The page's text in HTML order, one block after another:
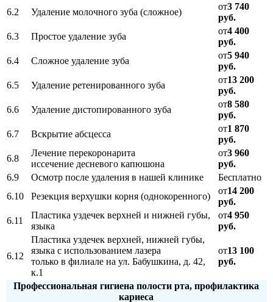
6.2
Удаление молочного зуба (сложное)
от3 740
руб.
6.3
Простое удаление зуба
от4 400
руб.
6.4
Сложное удаление зуба
от5 940
руб.
6.5
Удаление ретенированного зуба
от13 200
руб.
6.6
Удаление дистопированного зуба
от8 580
руб.
6.7
Вскрытие абсцесса
от1 870
руб.
6.8
Лечение перекоронарита
иссечение десневого капюшона
от3 960
руб.
6.9
Осмотр после удаления в нашей клинике
Бесплатно
6.10
Резекция верхушки корня (однокоренного)
от14 200
руб.
6.11
Пластика уздечек верхней и нижней губы,
языка
от4 950
руб.
6.12
Пластика уздечек верхней, нижней губы,
языка с использованием лазера
только в филиале на ул. Бабушкина, д. 42,
к.1
от13 100
руб.
Профессиональная гигиена полости рта, профилактика
кариеса